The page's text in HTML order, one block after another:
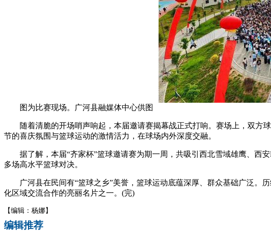
图为比赛现场。广河县融媒体中心供图
随着清脆的开场哨声响起，本届邀请赛揭幕战正式打响。赛场上，双方
节的喜庆氛围与篮球运动的激情活力，在球场内外深度交融。
据了解，本届“齐家杯”篮球邀请赛为期一周，共吸引西北雪域雄鹰、西
多场高水平篮球对决。
广河县在民间有“篮球之乡”美誉，篮球运动底蕴深厚、群众基础广泛。历
化区域交流合作的亮丽名片之一。(完)
【编辑：杨娜】
编辑推荐